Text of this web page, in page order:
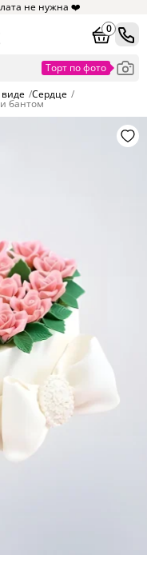
не нужна ❤️
0
/Сердце /
бантом